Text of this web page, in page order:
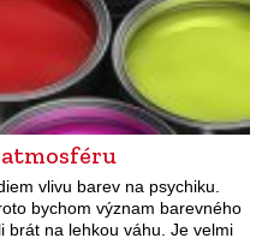
vlivu barev na psychiku.
bychom význam barevného
brát na lehkou váhu. Je velmi